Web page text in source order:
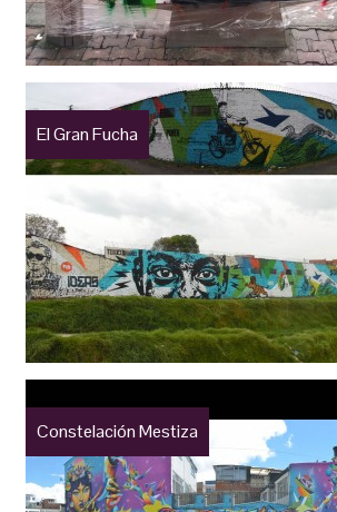
El Gran Fucha
Constelación Mestiza